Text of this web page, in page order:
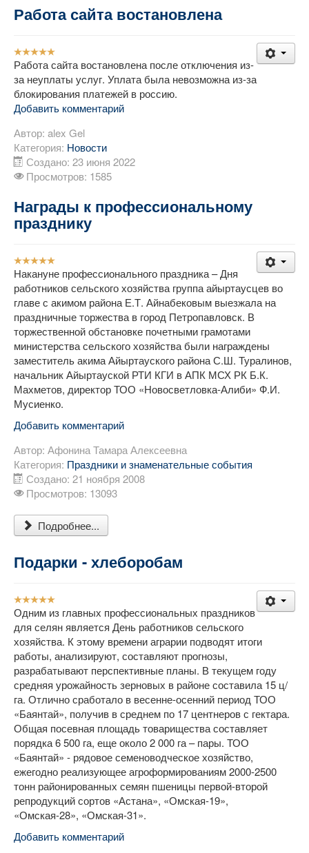
Работа сайта востановлена
Рейтинг:
Работа сайта востановлена после отключения из-
за неуплаты услуг. Уплата была невозможна из-за
блокирования платежей в россию.
Добавить комментарий
Автор: alex Gel
Категория: Новости
Создано: 23 июня 2022
Просмотров: 1585
Награды к профессиональному
празднику
Рейтинг:
Накануне профессионального праздника – Дня
работников сельского хозяйства группа айыртаусцев во
главе с акимом района Е.Т. Айнабековым выезжала на
праздничные торжества в город Петропавловск. В
торжественной обстановке почетными грамотами
министерства сельского хозяйства были награждены
заместитель акима Айыртауского района С.Ш. Туралинов,
начальник Айыртауской РТИ КГИ в АПК МСХ РК Б.К.
Махметов, директор ТОО «Новосветловка-Алиби» Ф.И.
Мусиенко.
Добавить комментарий
Автор: Афонина Тамара Алексеевна
Категория: Праздники и знаменательные события
Создано: 21 ноября 2008
Просмотров: 13093
Подробнее...
Подарки - хлеборобам
Рейтинг:
Одним из главных профессиональных праздников
для селян является День работников сельского
хозяйства. К этому времени аграрии подводят итоги
работы, анализируют, составляют прогнозы,
разрабатывают перспективные планы. В текущем году
средняя урожайность зерновых в районе составила 15 ц/
га. Отлично сработало в весенне-осенний период ТОО
«Баянтай», получив в среднем по 17 центнеров с гектара.
Общая посевная площадь товарищества составляет
порядка 6 500 га, еще около 2 000 га – пары. ТОО
«Баянтай» - рядовое семеноводческое хозяйство,
ежегодно реализующее агроформированиям 2000-2500
тонн районированных семян пшеницы первой-второй
репродукций сортов «Астана», «Омская-19»,
«Омская-28», «Омская-31».
Добавить комментарий